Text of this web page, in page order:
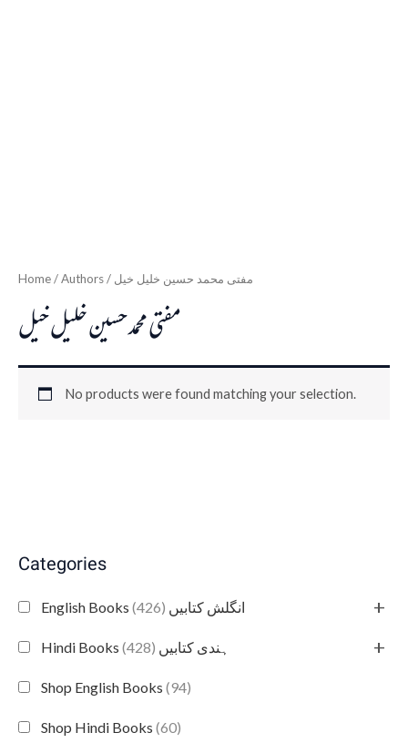
Categories
English Books انگلش کتابیں (426) +
Hindi Books ہندی کتابیں (428) +
Shop English Books (94)
Shop Hindi Books (60)
Home / Authors / مفتی محمد حسین خلیل خیل
مفتی محمد حسین خلیل خیل
No products were found matching your selection.